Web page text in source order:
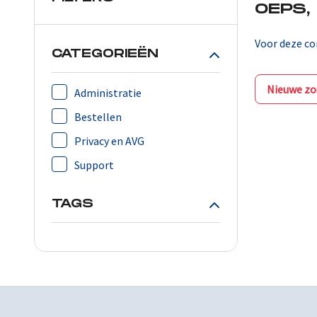
CATEGORIEËN
Administratie
Bestellen
Privacy en AVG
Support
TAGS
OEPS,
Voor deze
Nieuwe